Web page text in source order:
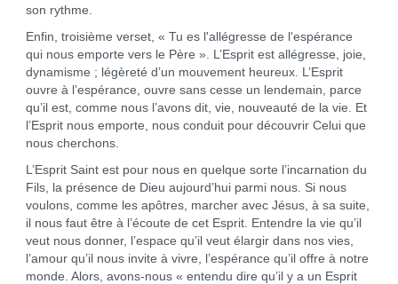
son rythme.
Enfin, troisième verset, « Tu es l'allégresse de l'espérance
qui nous emporte vers le Père ». L’Esprit est allégresse, joie,
dynamisme ; légèreté d’un mouvement heureux. L’Esprit
ouvre à l’espérance, ouvre sans cesse un lendemain, parce
qu’il est, comme nous l’avons dit, vie, nouveauté de la vie. Et
l’Esprit nous emporte, nous conduit pour découvrir Celui que
nous cherchons.
L’Esprit Saint est pour nous en quelque sorte l’incarnation du
Fils, la présence de Dieu aujourd’hui parmi nous. Si nous
voulons, comme les apôtres, marcher avec Jésus, à sa suite,
il nous faut être à l’écoute de cet Esprit. Entendre la vie qu’il
veut nous donner, l’espace qu’il veut élargir dans nos vies,
l’amour qu’il nous invite à vivre, l’espérance qu’il offre à notre
monde. Alors, avons-nous « entendu dire qu’il y a un Esprit